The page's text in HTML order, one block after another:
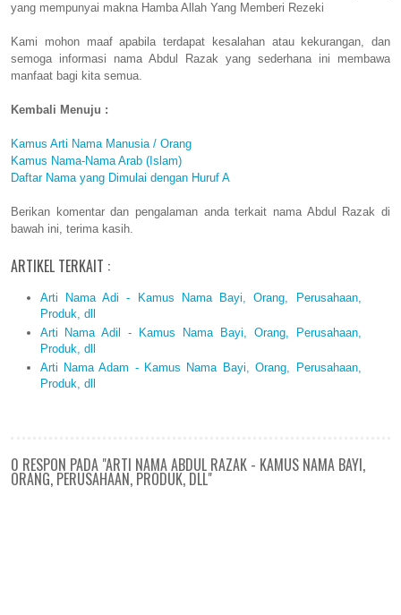
yang mempunyai makna Hamba Allah Yang Memberi Rezeki
Kami mohon maaf apabila terdapat kesalahan atau kekurangan, dan
semoga informasi nama Abdul Razak yang sederhana ini membawa
manfaat bagi kita semua.
Kembali Menuju :
Kamus Arti Nama Manusia / Orang
Kamus Nama-Nama Arab (Islam)
Daftar Nama yang Dimulai dengan Huruf A
Berikan komentar dan pengalaman anda terkait nama Abdul Razak di
bawah ini, terima kasih.
ARTIKEL TERKAIT :
Arti Nama Adi - Kamus Nama Bayi, Orang, Perusahaan,
Produk, dll
Arti Nama Adil - Kamus Nama Bayi, Orang, Perusahaan,
Produk, dll
Arti Nama Adam - Kamus Nama Bayi, Orang, Perusahaan,
Produk, dll
0 RESPON PADA "ARTI NAMA ABDUL RAZAK - KAMUS NAMA BAYI,
ORANG, PERUSAHAAN, PRODUK, DLL"